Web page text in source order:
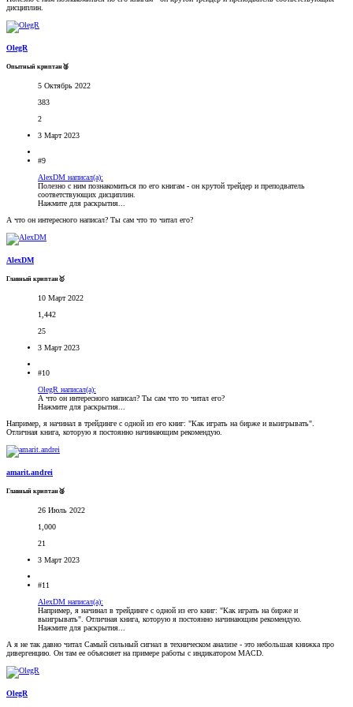
дисциплин.
OlegR
Опытный криптан🥈
5 Октябрь 2022
383
2
3 Март 2023
#9
AlexDM написал(а):
Полезно с ним познакомиться по его книгам - он крутой трейдер и преподватель
соответствующих дисциплин.
Нажмите для раскрытия...
А что он интересного написал? Ты сам что то читал его?
AlexDM
Главный криптан🥇
10 Март 2022
1,442
25
3 Март 2023
#10
OlegR написал(а):
А что он интересного написал? Ты сам что то читал его?
Нажмите для раскрытия...
Например, я начинал в трейдинге с одной из его книг: "Как играть на бирже и выигрывать".
Отличная книга, которую я постоянно начинающим рекомендую.
amarit.andrei
Главный криптан🥈
26 Июль 2022
1,000
21
3 Март 2023
#11
AlexDM написал(а):
Например, я начинал в трейдинге с одной из его книг: "Как играть на бирже и
выигрывать". Отличная книга, которую я постоянно начинающим рекомендую.
Нажмите для раскрытия...
А я не так давно читал Самый сильный сигнал в техническом анализе - это небольшая книжка про
дивергенцию. Он там ее объясняет на примере работы с индикатором MACD.
OlegR